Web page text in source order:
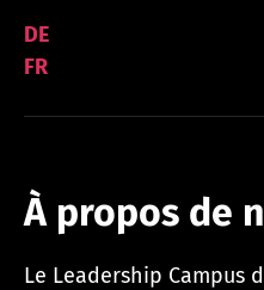
DE
FR
À propos de
Le Leadership Campus